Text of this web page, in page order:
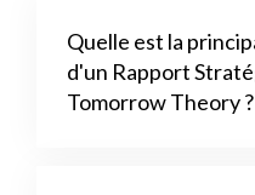
Quelle est la
d'un Rapport
Tomorrow Theory ?